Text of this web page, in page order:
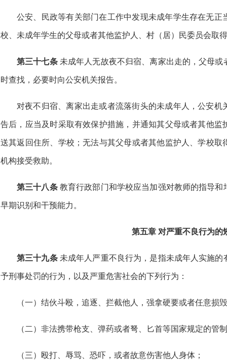
公安、民政等有关部门在工作中发现未成年学生存在无
校、未成年学生的父母或者其他监护人、村（居）民委员会取
第三十七条未成年人无故夜不归宿、离家出走的，父母
时查找，必要时向公安机关报告。
对夜不归宿、离家出走或者流落街头的未成年人，公安
告后，应当及时采取有效保护措施，并通知其父母或者其他
送其返回住所、学校；无法与其父母或者其他监护人、学校
机构接受救助。
第三十八条教育行政部门和学校应当加强对教师的指导
早期识别和干预能力。
第五章 对严重不良行为的
第三十九条未成年人严重不良行为，是指未成年人实施
予刑事处罚的行为，以及严重危害社会的下列行为：
（一）结伙斗殴，追逐、拦截他人，强拿硬要或者任意损
（二）非法携带枪支、弹药或者弩、匕首等国家规定的管
（三）殴打、辱骂、恐吓，或者故意伤害他人身体；